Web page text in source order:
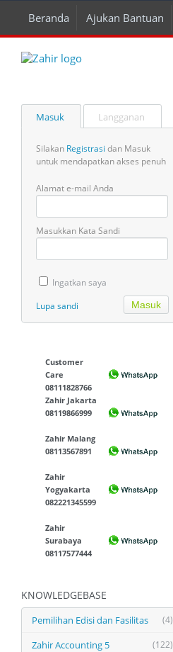
Beranda Ajukan Bantuan
Masuk Langganan
Silakan Registrasi dan Masuk
untuk mendapatkan akses penuh
Alamat e-mail Anda
Masukkan Kata Sandi
Ingatkan saya
Lupa sandi
Customer
Care
08111828766
Zahir Jakarta
08119866999
Zahir Malang
08113567891
Zahir
Yogyakarta
082221345599
Zahir
Surabaya
08117577444
KNOWLEDGEBASE
(4)
Pemilihan Edisi dan Fasilitas
(122)
Zahir Accounting 5